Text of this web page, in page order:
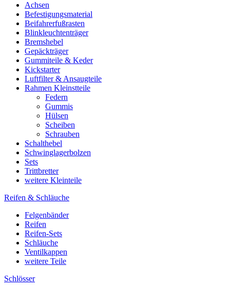
Achsen
Befestigungsmaterial
Beifahrerfußrasten
Blinkleuchtenträger
Bremshebel
Gepäckträger
Gummiteile & Keder
Kickstarter
Luftfilter & Ansaugteile
Rahmen Kleinstteile
Federn
Gummis
Hülsen
Scheiben
Schrauben
Schalthebel
Schwinglagerbolzen
Sets
Trittbretter
weitere Kleinteile
Reifen & Schläuche
Felgenbänder
Reifen
Reifen-Sets
Schläuche
Ventilkappen
weitere Teile
Schlösser